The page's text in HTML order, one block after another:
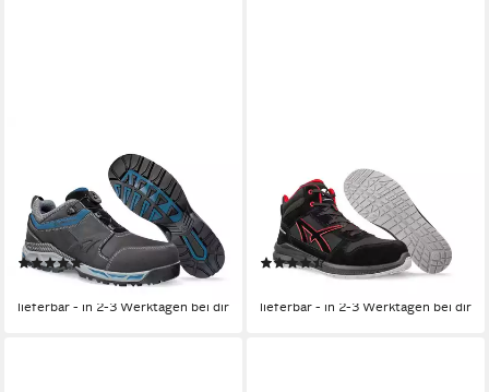
ALBATROS TOFANE QL CTX
LOW Sicherheitsschuh S3S
ESD Sicherheitsschuh
Einstellbar
(2)
ab 125,00 €
lieferbar - in 2-3 Werktagen bei dir
Sicherheitsschuh S3L ESD
Sicherheitsschuh
Ölbeständige Laufsohle
(4)
ab 68,99 €
lieferbar - in 2-3 Werktagen bei dir